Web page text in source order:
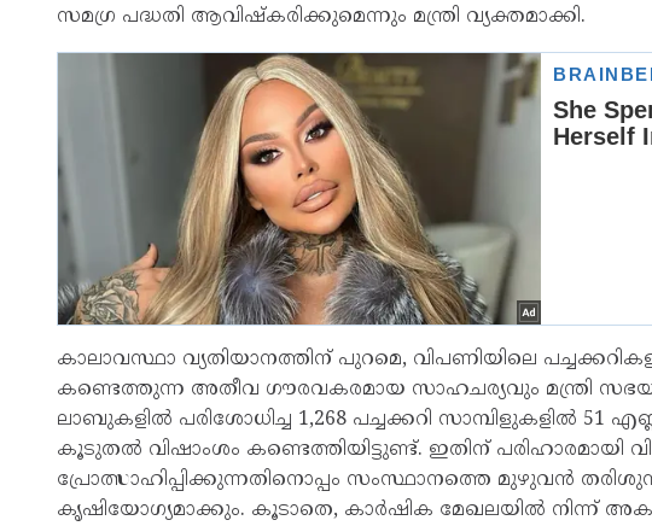
സമഗ്ര പദ്ധതി ആവിഷ്‌കരിക്കുമെന്നും മന്ത്രി വ്യക്തമാക്കി.
കാലാവസ്ഥാ വ്യതിയാനത്തിന് പുറമെ, വിപണിയിലെ
കണ്ടെത്തുന്ന അതീവ ഗൗരവകരമായ സാഹചര്യവും മന്ത്രി
ലാബുകളിൽ പരിശോധിച്ച 1,268 പച്ചക്കറി സാമ്പിളുകളിൽ
കൂടുതൽ വിഷാംശം കണ്ടെത്തിയിട്ടുണ്ട്. ഇതിന് പരിഹാരമായി
പ്രോത്സാഹിപ്പിക്കുന്നതിനൊപ്പം സംസ്ഥാനത്തെ മുഴുവൻ
കൃഷിയോഗ്യമാക്കും. കൂടാതെ, കാർഷിക മേഖലയിൽ